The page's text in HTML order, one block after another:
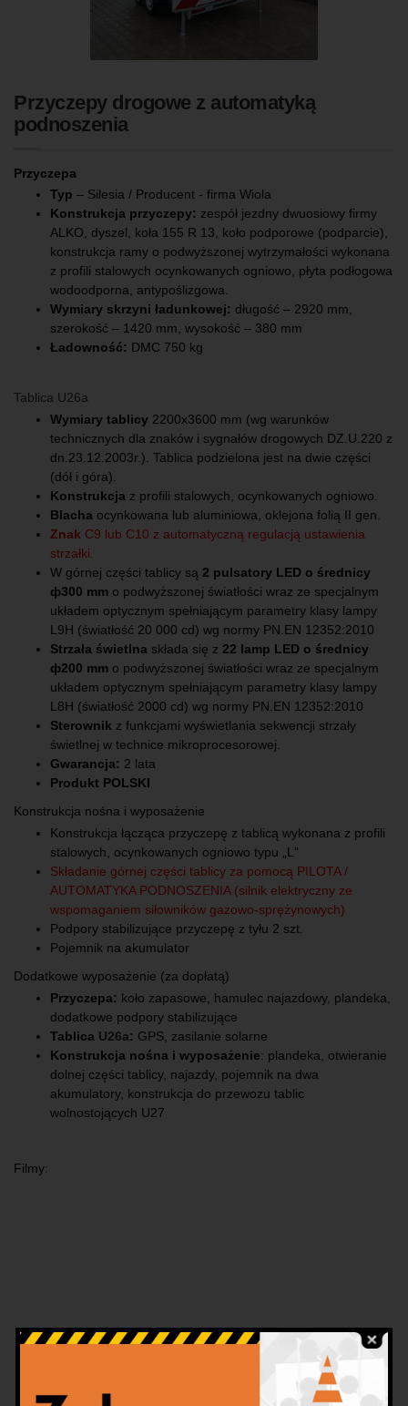
Przyczepy drogowe z automatyką
podnoszenia
Przyczepa
Typ – Silesia / Producent - firma Wiola
Konstrukcja przyczepy: zespół jezdny dwuosiowy firmy
ALKO, dyszel, koła 155 R 13, koło podporowe (podparcie),
konstrukcja ramy o podwyższonej wytrzymałości wykonana
z profili stalowych ocynkowanych ogniowo, płyta podłogowa
wodoodporna, antypoślizgowa.
Wymiary skrzyni ładunkowej: długość – 2920 mm,
szerokość – 1420 mm, wysokość – 380 mm
Ładowność: DMC 750 kg
Tablica U26a
Wymiary tablicy 2200x3600 mm (wg warunków
technicznych dla znaków i sygnałów drogowych DZ.U.220 z
dn.23.12.2003r.). Tablica podzielona jest na dwie części
(dół i góra).
Konstrukcja z profili stalowych, ocynkowanych ogniowo.
Blacha ocynkowana lub aluminiowa, oklejona folią II gen.
Znak C9 lub C10 z automatyczną regulacją ustawienia
strzałki.
W górnej części tablicy są 2 pulsatory LED o średnicy
ф300 mm o podwyższonej światłości wraz ze specjalnym
układem optycznym spełniającym parametry klasy lampy
L9H (światłość 20 000 cd) wg normy PN.EN 12352:2010
Strzała świetlna składa się z 22 lamp LED o średnicy
ф200 mm o podwyższonej światłości wraz ze specjalnym
układem optycznym spełniającym parametry klasy lampy
L8H (światłość 2000 cd) wg normy PN.EN 12352:2010
Sterownik z funkcjami wyświetlania sekwencji strzały
świetlnej w technice mikroprocesorowej.
Gwarancja: 2 lata
Produkt POLSKI
Konstrukcja nośna i wyposażenie
Konstrukcja łącząca przyczepę z tablicą wykonana z profili
stalowych, ocynkowanych ogniowo typu „L”
Składanie górnej części tablicy za pomocą PILOTA /
AUTOMATYKA PODNOSZENIA (silnik elektryczny ze
wspomaganiem siłowników gazowo-sprężynowych)
Podpory stabilizujące przyczepę z tyłu 2 szt.
Pojemnik na akumulator
Dodatkowe wyposażenie (za dopłatą)
Przyczepa: koło zapasowe, hamulec najazdowy, plandeka,
dodatkowe podpory stabilizujące
Tablica U26a: GPS, zasilanie solarne
Konstrukcja nośna i wyposażenie: plandeka, otwieranie
dolnej części tablicy, najazdy, pojemnik na dwa
akumulatory, konstrukcja do przewozu tablic
wolnostojących U27
Filmy: